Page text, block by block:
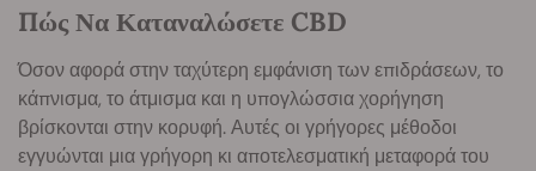
Πώς Να Καταναλώσετε CBD
Όσον αφορά στην ταχύτερη εμφάνιση των επιδράσεων, το
κάπνισμα, το άτμισμα και η υπογλώσσια χορήγηση
βρίσκονται στην κορυφή. Αυτές οι γρήγορες μέθοδοι
εγγυώνται μια γρήγορη κι αποτελεσματική μεταφορά του